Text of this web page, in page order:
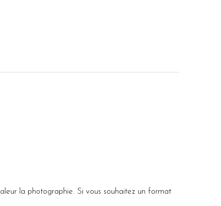
la photographie. Si vous souhaitez un format